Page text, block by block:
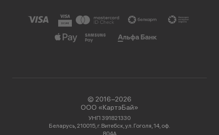
© 2016−2026
ООО «КартэБай»
УНП 391821330
Беларусь, 210015, г. Витебск, ул. Гоголя, 14, оф.
804А